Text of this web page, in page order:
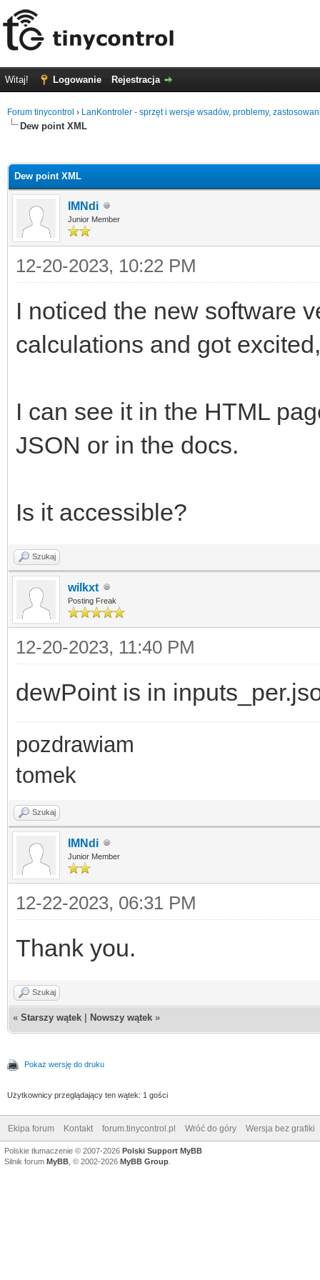
Witaj! Logowanie Rejestracja
Forum tinycontrol › LanKontroler - sprzęt i wersje wsadów, problemy,
Dew point XML
Dew point XML
IMNdi
Junior Member
12-20-2023, 10:22 PM
I noticed the new software
calculations and got
I can see it in the HTML
JSON or in the docs.
Is it accessible?
Szukaj
wilkxt
Posting Freak
12-20-2023, 11:40 PM
dewPoint is in
pozdrawiam
tomek
Szukaj
IMNdi
Junior Member
12-22-2023, 06:31 PM
Thank you.
Szukaj
« Starszy wątek Nowszy wątek »
Pokaż wersję do druku
Użytkownicy przeglądający ten wątek: 1 gości
Ekipa forum Kontakt forum.tinycontrol.pl Wróć do góry Wersja bez grafiki
Polskie tłumaczenie © 2007-2026 Polski Support MyBB
Silnik forum MyBB , © 2002-2026 MyBB Group